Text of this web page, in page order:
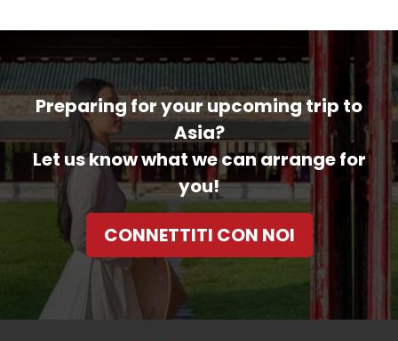
Preparing for your upcoming trip to
Asia?
Let us know what we can arrange for
you!
CONNETTITI CON NOI